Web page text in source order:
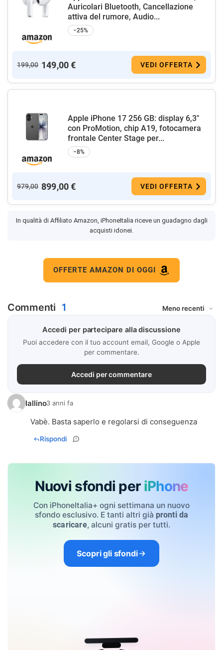
Auricolari Bluetooth, Cancellazione
attiva del rumore, Audio...
−25%
199,00 149,00 € VEDI OFFERTA
Apple iPhone 17 256 GB: display 6,3"
con ProMotion, chip A19, fotocamera
frontale Center Stage per...
−8%
979,00 899,00 € VEDI OFFERTA
In qualità di Affiliato Amazon, iPhoneItalia riceve un guadagno dagli
acquisti idonei.
OFFERTE AMAZON DI OGGI
Commenti 1
Accedi per partecipare alla discussione
Puoi accedere con il tuo account email, Google o Apple
per commentare.
Accedi per commentare
lallino3 anni fa
Vabè. Basta saperlo e regolarsi di conseguenza
Rispondi
Nuovi sfondi per iPhone
Con iPhoneItalia+ ogni settimana un nuovo
sfondo esclusivo. E tanti altri già pronti da
scaricare, alcuni gratis per tutti.
Scopri gli sfondi